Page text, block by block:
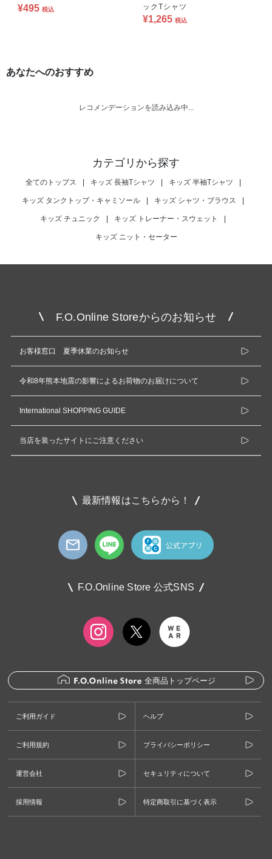
¥495 税込
ックTシャツ
¥1,265 税込
あなたへのおすすめ
レコメンデーションを読み込み中...
カテゴリから探す
全てのトップス キッズ 長袖Tシャツ キッズ 半袖Tシャツ
キッズ タンクトップ・キャミソール キッズ シャツ・ブラウス
キッズ チュニック キッズ トレーナー・スウェット
キッズ ニット・セーター
F.O.Online Storeからのお知らせ
お客様窓口 夏季休業のお知らせ
令和8年熊本地震の影響によるお荷物のお届けについて
International SHOPPING GUIDE
当店を装ったサイトにご注意ください
最新情報はこちらから！
F.O.Online Store 公式SNS
全商品トップページ
ご利用ガイド ヘルプ
ご利用規約 プライバシーポリシー
運営会社 セキュリティについて
採用情報 特定商取引に基づく表示